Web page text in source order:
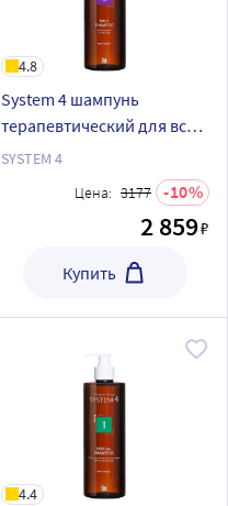
4.8
System 4 шампунь
терапевтический для всех
типов волос для
ежедневного применения
SYSTEM 4
Цена: 3177 10
2 859₽
Купить
4.4